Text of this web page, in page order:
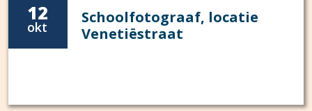
12
okt
Schoolfotograaf, locatie
Venetiëstraat